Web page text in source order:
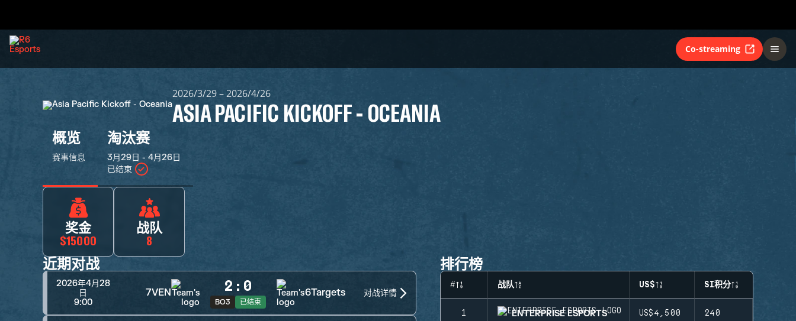
Co-streaming
2026/3/29 – 2026/4/26
ASIA PACIFIC KICKOFF - OCEANIA
概览
赛事信息
淘汰赛
3月29日 - 4月26日
已结束
奖金
$15000
战队
8
近期对战
2026年4月28
日
9:00
7VEN 2 : 0
BO3 已结束
6Targets 对战详情
排行榜
# 战队 US$ SI积分
1 ENTERPRISE ESPORTS US$4,500 240